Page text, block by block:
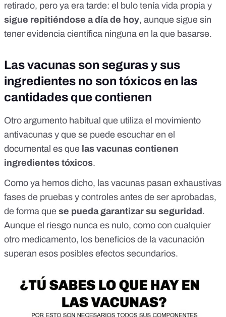
retirado, pero ya era tarde: el bulo tenía vida propia y
sigue repitiéndose a día de hoy, aunque sigue sin
tener evidencia científica ninguna en la que basarse.
Las vacunas son seguras y sus
ingredientes no son tóxicos en las
cantidades que contienen
Otro argumento habitual que utiliza el movimiento
antivacunas y que se puede escuchar en el
documental es que las vacunas contienen
ingredientes tóxicos.
Como ya hemos dicho, las vacunas pasan exhaustivas
fases de pruebas y controles antes de ser aprobadas,
de forma que se pueda garantizar su seguridad .
Aunque el riesgo nunca es nulo, como con cualquier
otro medicamento, los beneficios de la vacunación
superan esos posibles efectos secundarios.